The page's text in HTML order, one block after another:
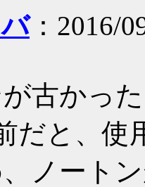
：2016/
古かっ
だと、
ノート